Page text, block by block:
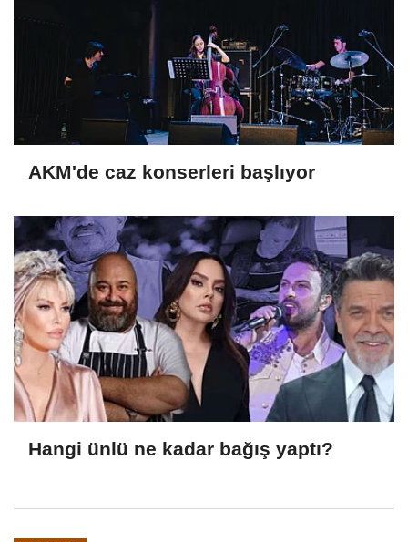
AKM'de caz konserleri başlıyor
Hangi ünlü ne kadar bağış yaptı?